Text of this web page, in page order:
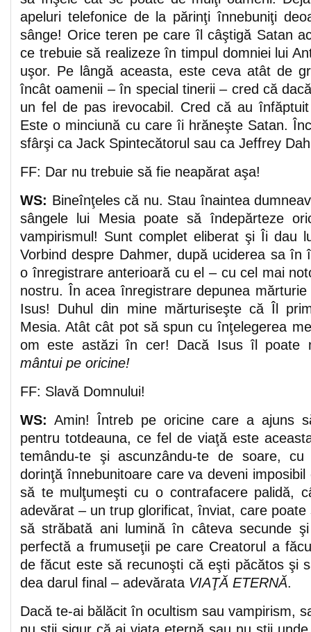
apeluri telefonice de la părinţi înnebuniţi
sânge! Orice teren pe care îl câştigă Satan
ce trebuie să realizeze în timpul domniei lui
uşor. Pe lângă aceasta, este ceva atât de
încât oamenii – în special tinerii – cred că
un fel de pas irevocabil. Cred că au
Este o minciună cu care îi hrăneşte Satan.
sfârşi ca Jack Spintecătorul sau ca Jeffrey
FF: Dar nu trebuie să fie neapărat aşa!
WS: Bineînţeles că nu. Stau înaintea
sângele lui Mesia poate să îndepărteze
vampirismul! Sunt complet eliberat şi Îi dau
Vorbind despre Dahmer, după uciderea sa în
o înregistrare anterioară cu el – cu cel mai
nostru. În acea înregistrare depunea
Isus! Duhul din mine mărturiseşte că Îl
Mesia. Atât cât pot să spun cu înţelegerea
om este astăzi în cer! Dacă Isus îl poate
mântui pe oricine!
FF: Slavă Domnului!
WS: Amin! Întreb pe oricine care a ajuns
pentru totdeauna, ce fel de viaţă este
temându-te şi ascunzându-te de soare,
dorinţă înnebunitoare care va deveni
să te mulţumeşti cu o contrafacere palidă,
adevărat – un trup glorificat, înviat, care
să străbată ani lumină în câteva secunde
perfectă a frumuseţii pe care Creatorul a
de făcut este să recunoşti că eşti păcătos şi
dea darul final – adevărata VIAŢĂ ETERNĂ.
Dacă te-ai bălăcit în ocultism sau vampirism,